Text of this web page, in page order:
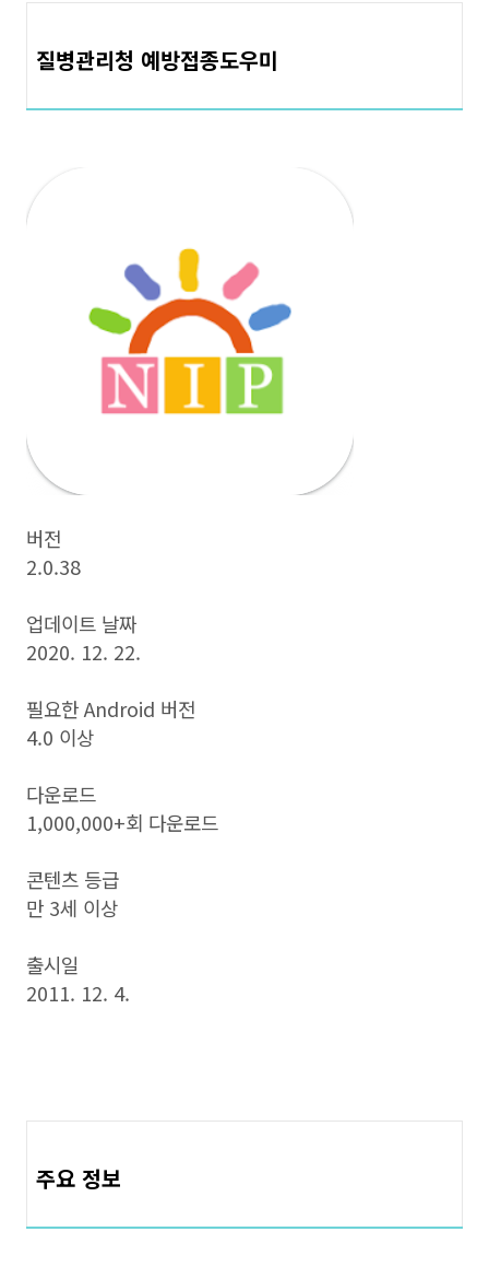
질병관리청 예방접종도우미
버전
2.0.38
업데이트 날짜
2020. 12. 22.
필요한 Android 버전
4.0 이상
다운로드
1,000,000+회 다운로드
콘텐츠 등급
만 3세 이상
출시일
2011. 12. 4.
주요 정보